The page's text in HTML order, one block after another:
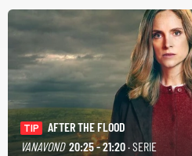
TIP
AFTER THE FLOOD
VANAVOND 20:25 - 21:20· SERIE